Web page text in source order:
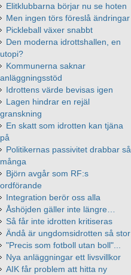
Elitklubbarna börjar nu se hoten
Men ingen törs föreslå ändringar
Pickleball växer snabbt
Den moderna idrottshallen, en
utopi?
Kommunerna saknar
anläggningsstöd
Idrottens värde bevisas igen
Lagen hindrar en rejäl
granskning
En skatt som idrotten kan tjäna
på
Politikernas passivitet drabbar så
många
Björn avgår som RF:s
ordförande
Integration berör oss alla
Åshöjden gäller inte längre…
Så får inte idrotten kritiseras
Ändå är ungdomsidrotten så stor
"Precis som fotboll utan boll"...
Nya anläggningar ett livsvillkor
AIK får problem att hitta ny